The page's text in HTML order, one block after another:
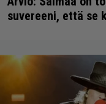
suvereeni, että se